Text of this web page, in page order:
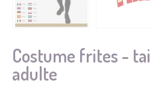
Costume frites -
adulte